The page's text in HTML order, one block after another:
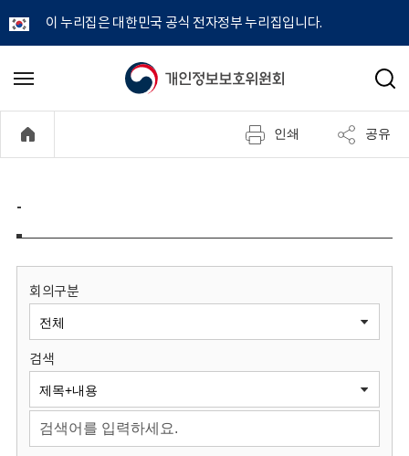
이 누리집은 대한민국 공식 전자정부 누리집입니다.
개
정
보
원
회
메
기
검
인쇄 공유
-
회의구분
검색